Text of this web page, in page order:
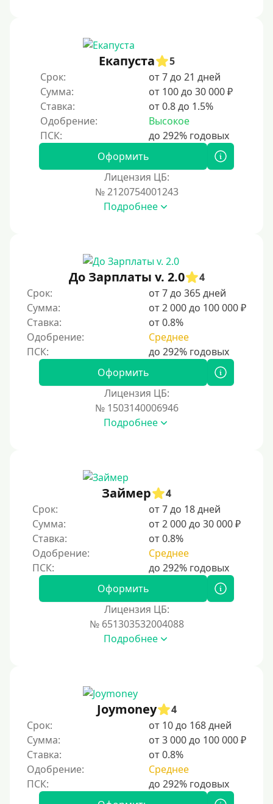
Цель
На Новый Год
Для исправления кредитной истории
На погашение других займов
До зарплаты
Без документов
По ИНН
По загранпаспорту
По военному билету
По водительскому удостоверению
Без СНИЛСа
Без подтверждения дохода
Без справок и поручителей
Без посредников
Процент
С пролонгацией (продлением)
Под высокий процент
С ежемесячным платежом
Под низкий процент
Без процентов
Первый займ без процентов
Без процентов на 30 дней
Екапуста
5
Срок:
от 7 до 21 дней
Сумма:
от 100 до 30 000 ₽
Ставка:
от 0.8 до 1.5%
Одобрение:
Высокое
Оформить
Лицензия ЦБ:
№ 2120754001243
Подробнее
До Зарплаты v. 2.0
4
Срок:
от 7 до 365 дней
Сумма:
от 2 000 до 100 000 ₽
Ставка:
от 0.8%
Одобрение:
Среднее
Оформить
Лицензия ЦБ:
№ 1503140006946
Подробнее
Займер
4
Срок:
от 7 до 18 дней
Сумма:
от 2 000 до 30 000 ₽
Ставка:
от 0.8%
Одобрение:
Среднее
Оформить
Лицензия ЦБ:
№ 651303532004088
Подробнее
Joymoney
4
Срок:
от 10 до 168 дней
Сумма:
от 3 000 до 100 000 ₽
Ставка:
от 0.8%
Одобрение:
Среднее